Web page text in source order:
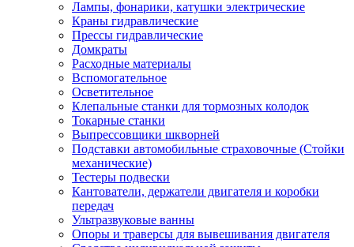
Лампы, фонарики, катушки электрические
Краны гидравлические
Прессы гидравлические
Домкраты
Расходные материалы
Вспомогательное
Осветительное
Клепальные станки для тормозных колодок
Токарные станки
Выпрессовщики шкворней
Подставки автомобильные страховочные (Стойки
механические)
Тестеры подвески
Кантователи, держатели двигателя и коробки
передач
Ультразвуковые ванны
Опоры и траверсы для вывешивания двигателя